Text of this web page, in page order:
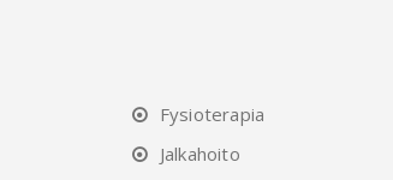
Fysioterapia
Jalkahoito